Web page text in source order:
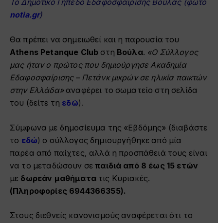
Το Δημοτικό Γήπεδο Εδαφοσφαίρισης Βούλας (φωτό
notia.gr)
Θα πρέπει να σημειωθεί και η παρουσία του
Athens Petanque Club στη Βούλα. «Ο Σύλλογος
μας ήταν ο πρώτος που δημιούργησε Ακαδημία
Εδαφοσφαίρισης – Πετάνκ μικρών σε ηλικία παικτών
στην Ελλάδα»αναφέρει το σωματείο στη σελίδα
του (δείτε τη εδώ).
Σύμφωνα με δημοσίευμα της «Εβδόμης» (διαβάστε
το εδώ) ο σύλλογος δημιουργήθηκε από μία
παρέα από παίχτες, αλλά η προσπάθειά τους είναι
να το μεταδώσουν σεπαιδιά από 8 έως 15 ετών
με δωρεάν μαθήματατις Κυριακές.
(Πληροφορίες 6944366355).
Στους διεθνείς κανονισμούς αναφέρεται ότι το